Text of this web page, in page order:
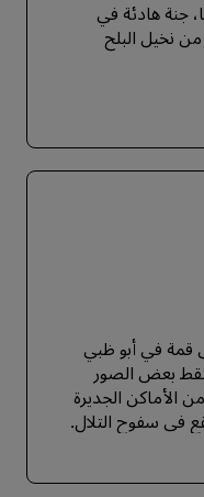
جنة هادئة في
من نخيل البلح
قمة في أبو ظبي
بعض الصور
من الأماكن الجديرة
في سفوح التلال.